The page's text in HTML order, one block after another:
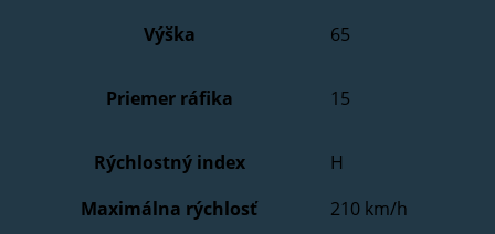
Výška 65
Priemer ráfika 15
Rýchlostný index
H
Maximálna rýchlosť
210 km/h